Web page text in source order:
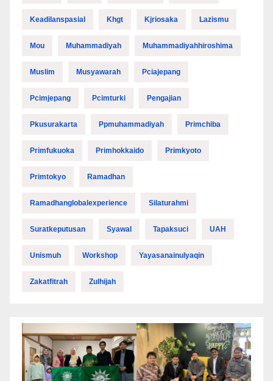
Keadilanspasial Khgt Kjriosaka Lazismu
Mou Muhammadiyah Muhammadiyahhiroshima
Muslim Musyawarah Pciajepang
Pcimjepang Pcimturki Pengajian
Pkusurakarta Ppmuhammadiyah Primchiba
Primfukuoka Primhokkaido Primkyoto
Primtokyo Ramadhan
Ramadhanglobalexperience Silaturahmi
Suratkeputusan Syawal Tapaksuci UAH
Unismuh Workshop Yayasanainulyaqin
Zakatfitrah Zulhijah